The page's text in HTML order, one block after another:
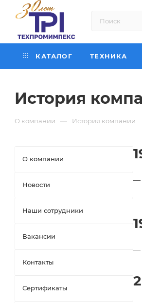
КАТАЛОГ ТЕХНИКА
История
О компании — История компании
О компании
Новости
Наши сотрудники
Вакансии
Контакты
Сертификаты